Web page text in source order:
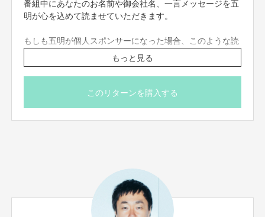
番組中にあなたのお名前や御会社名、一言メッセージを五
明が心を込めて読ませていただきます。
もしも五明が個人スポンサーになった場合、このような読
み上げになります。
例：この番組の提供は～ 「（ご希望のコメント）。グラン
ジ五明さん」 ～の提供でお送りいたします。
※番組制作費に充てさせていただきます
※証明写真の発送は日本国内に限らせていただきます。
※放送で読み上げを希望するお名前と一言メッセージは備
もっと見る
このリターンを購入する